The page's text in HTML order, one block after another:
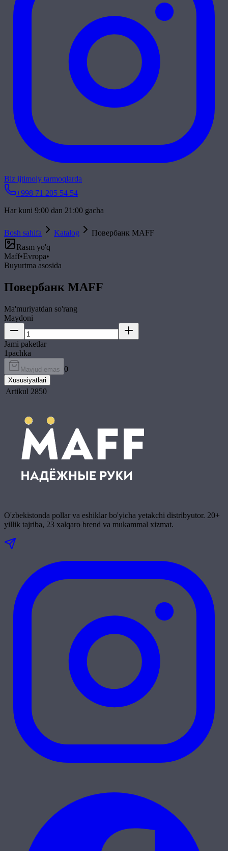
Biz ijtimoiy tarmoqlarda
+998 71 205 54 54
Har kuni 9:00 dan 21:00 gacha
Bosh sahifa Katalog
Повербанк MAFF
Rasm yo'q
Maff•Evropa•
Buyurtma asosida
Повербанк MAFF
Ma'muriyatdan so'rang
Maydoni
Jami paketlar
1pachka
Mavjud emas 0
Xususiyatlari
Artikul 2850
O'zbekistonda pollar va eshiklar bo'yicha yetakchi distribyutor. 20+
yillik tajriba, 23 xalqaro brend va mukammal xizmat.